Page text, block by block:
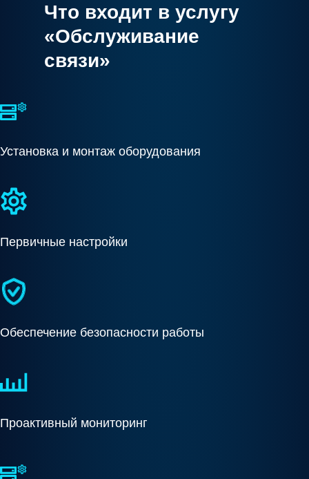
Что входит в услугу
«Обслуживание
связи»
Установка и монтаж оборудования
Первичные настройки
Обеспечение безопасности работы
Проактивный мониторинг